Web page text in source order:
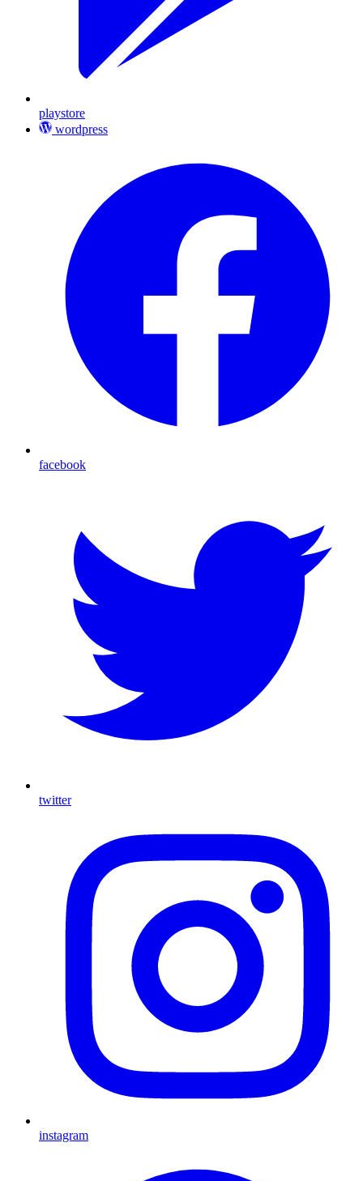
playstore
wordpress
facebook
twitter
instagram